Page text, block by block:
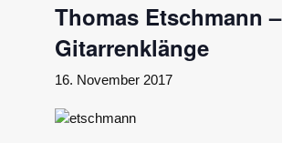
Thomas Etschmann –
Gitarrenklänge
16. November 2017